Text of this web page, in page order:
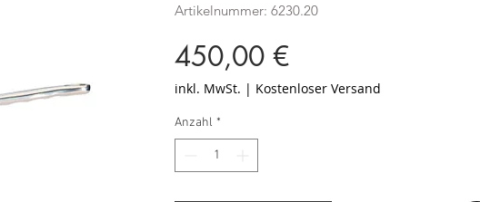
Artikelnummer: 6230.20
450,00 €Preis
inkl. MwSt. | Kostenloser Versand
Anzahl *